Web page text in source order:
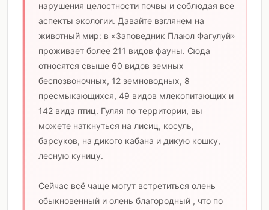
нарушения целостности почвы и соблюдая все
аспекты экологии. Давайте взглянем на
животный мир: в «Заповедник Плаюл Фагулуй»
проживает более 211 видов фауны. Сюда
относятся свыше 60 видов земных
беспозвоночных, 12 земноводных, 8
пресмыкающихся, 49 видов млекопитающих и
142 вида птиц. Гуляя по территории, вы
можете наткнуться на лисиц, косуль,
барсуков, на дикого кабана и дикую кошку,
лесную куницу.
Сейчас всё чаще могут встретиться олень
обыкновенный и олень благородный , что по